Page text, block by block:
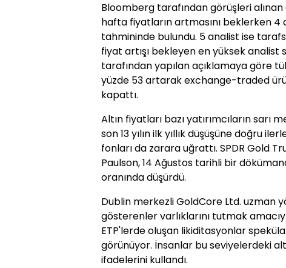
Bloomberg tarafından görüşleri
hafta fiyatların artmasını beklerken 4
tahmininde bulundu. 5 analist ise
fiyat artışı bekleyen en yüksek analist
tarafından yapılan açıklamaya göre
yüzde 53 artarak exchange-traded
kapattı.
Altın fiyatları bazı yatırımcıların
son 13 yılın ilk yıllık düşüşüne doğru
fonları da zarara uğrattı. SPDR Gold
Paulson, 14 Ağustos tarihli bir
oranında düşürdü.
Dublin merkezli GoldCore Ltd. uzman
gösterenler varlıklarını tutmak
ETP'lerde oluşan likiditasyonlar
görünüyor. İnsanlar bu seviyelerdeki
ifadelerini kullandı.